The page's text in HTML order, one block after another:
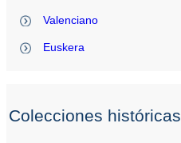
Valenciano
Euskera
Colecciones históricas